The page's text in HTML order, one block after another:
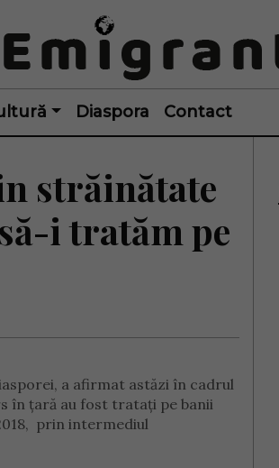
Diaspora Contact
străinătate
i tratăm pe
a afirmat astăzi în cadrul
în țară au fost tratați pe banii
prin intermediul